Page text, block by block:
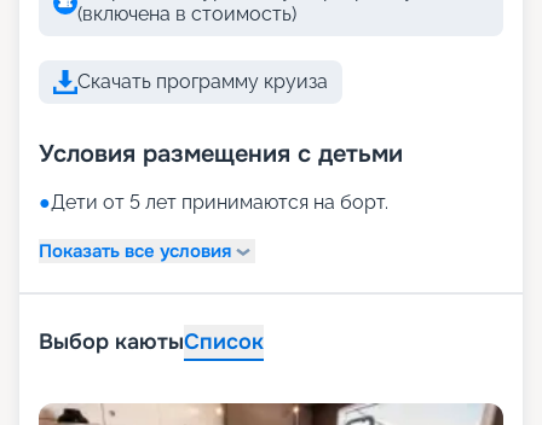
(включена в стоимость)
Скачать программу круиза
Условия размещения с детьми
●Дети от 5 лет принимаются на борт.
Показать все условия
Выбор каютыСписок